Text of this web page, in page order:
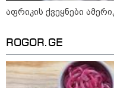
აფრიკის ქვეყნები
ROGOR.GE